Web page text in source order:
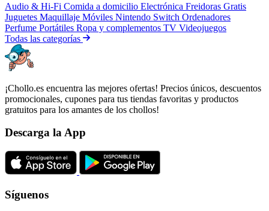
Audio & Hi-Fi Comida a domicilio Electrónica Freidoras Gratis
Juguetes Maquillaje Móviles Nintendo Switch Ordenadores
Perfume Portátiles Ropa y complementos TV Videojuegos
Todas las categorías
¡Chollo.es encuentra las mejores ofertas! Precios únicos, descuentos
promocionales, cupones para tus tiendas favoritas y productos
gratuitos para los amantes de los chollos!
Descarga la App
Síguenos